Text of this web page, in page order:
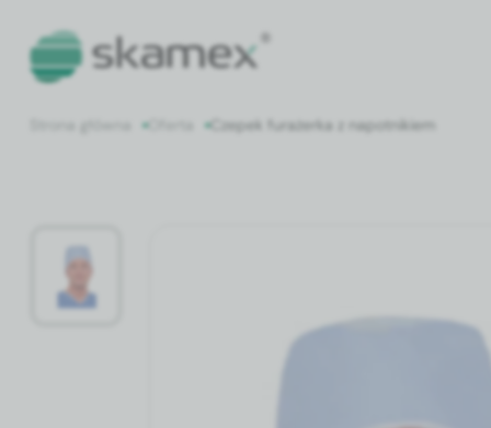
Oferta Czepek furażerka z napotnikiem